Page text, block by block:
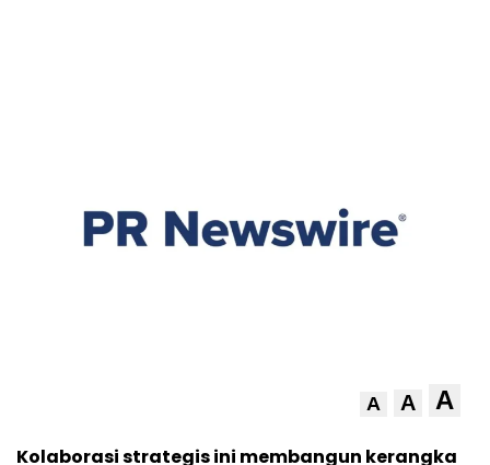
A A A
Kolaborasi strategis ini membangun kerangka